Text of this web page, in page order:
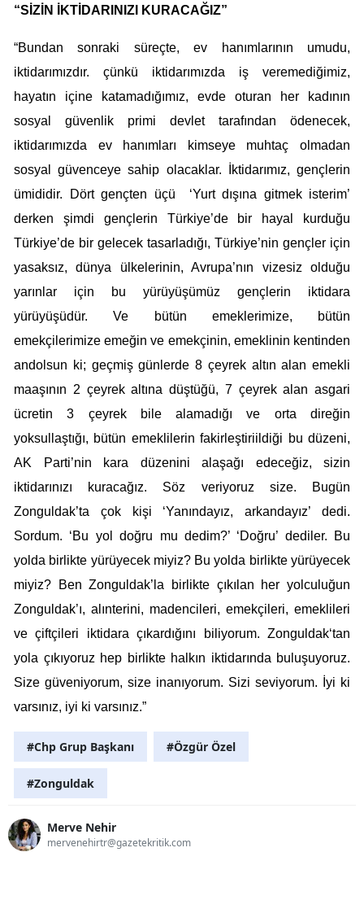
“SİZİN İKTİDARINIZI KURACAĞIZ”
“Bundan sonraki süreçte, ev hanımlarının umudu,
iktidarımızdır. çünkü iktidarımızda iş veremediğimiz,
hayatın içine katamadığımız, evde oturan her kadının
sosyal güvenlik primi devlet tarafından ödenecek,
iktidarımızda ev hanımları kimseye muhtaç olmadan
sosyal güvenceye sahip olacaklar. İktidarımız, gençlerin
ümididir. Dört gençten üçü ‘Yurt dışına gitmek isterim’
derken şimdi gençlerin Türkiye’de bir hayal kurduğu
Türkiye’de bir gelecek tasarladığı, Türkiye’nin gençler için
yasaksız, dünya ülkelerinin, Avrupa’nın vizesiz olduğu
yarınlar için bu yürüyüşümüz gençlerin iktidara
yürüyüşüdür. Ve bütün emeklerimize, bütün
emekçilerimize emeğin ve emekçinin, emeklinin kentinden
andolsun ki; geçmiş günlerde 8 çeyrek altın alan emekli
maaşının 2 çeyrek altına düştüğü, 7 çeyrek alan asgari
ücretin 3 çeyrek bile alamadığı ve orta direğin
yoksullaştığı, bütün emeklilerin fakirleştiriildiği bu düzeni,
AK Parti’nin kara düzenini alaşağı edeceğiz, sizin
iktidarınızı kuracağız. Söz veriyoruz size. Bugün
Zonguldak’ta çok kişi ‘Yanındayız, arkandayız’ dedi.
Sordum. ‘Bu yol doğru mu dedim?’ ‘Doğru’ dediler. Bu
yolda birlikte yürüyecek miyiz? Bu yolda birlikte yürüyecek
miyiz? Ben Zonguldak’la birlikte çıkılan her yolculuğun
Zonguldak’ı, alınterini, madencileri, emekçileri, emeklileri
ve çiftçileri iktidara çıkardığını biliyorum. Zonguldak‘tan
yola çıkıyoruz hep birlikte halkın iktidarında buluşuyoruz.
Size güveniyorum, size inanıyorum. Sizi seviyorum. İyi ki
varsınız, iyi ki varsınız.”
#Chp Grup Başkanı #Özgür Özel
#Zonguldak
Merve Nehir
mervenehirtr@gazetekritik.com